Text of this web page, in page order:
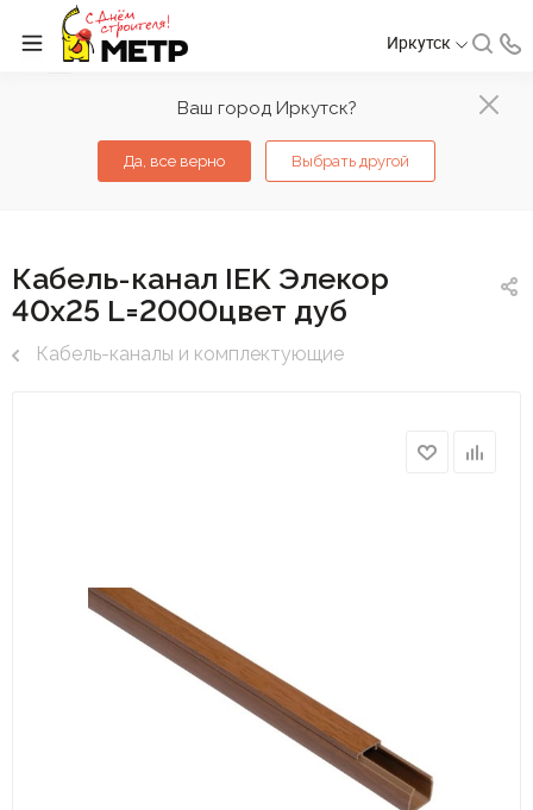
Ваш город Иркутск?
Да, все верно Выбрать другой
Иркутск
Кабель-канал IEK Элекор
40х25 L=2000цвет дуб
Кабель-каналы и комплектующие